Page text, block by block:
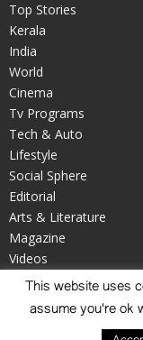
Top Stories
Kerala
India
World
Cinema
Tv Programs
Tech & Auto
Lifestyle
Social Sphere
Editorial
Arts & Literature
Magazine
Videos
Your Say
This website uses
assume you're ok